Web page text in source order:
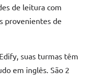
de leitura com
provenientes de
suas turmas têm
em inglês. São 2